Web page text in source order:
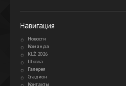
Навигация
Новости
Команда
KLŻ 2026
Школа
Галерея
Стадион
Контакты